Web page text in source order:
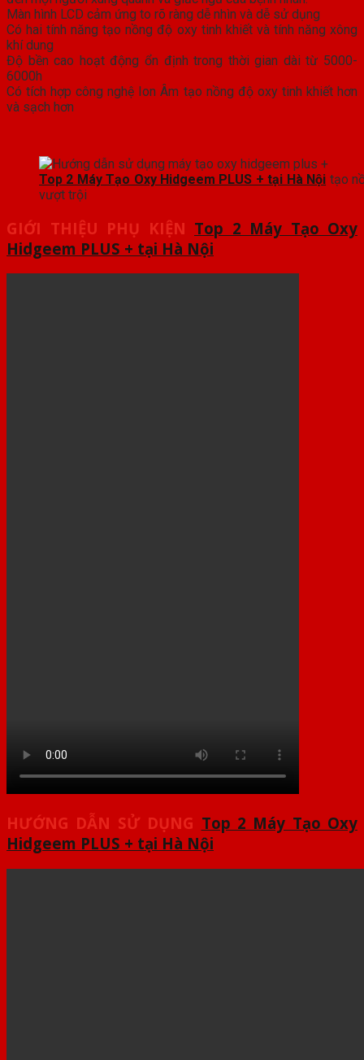
Màn hình LCD cảm ứng to rõ ràng dễ nhìn và dễ sử dụng
Có hai tính năng tạo nồng độ oxy tinh khiết và tính năng xông
khí dung
Độ bền cao hoạt động ổn định trong thời gian dài từ 5000-
6000h
Có tích hợp công nghệ Ion Âm tạo nồng độ oxy tinh khiết hơn
và sạch hơn
Top 2 Máy Tạo Oxy Hidgeem PLUS + tại Hà Nội tạo
vượt trội
GIỚI THIỆU PHỤ KIỆN Top 2 Máy Tạo Oxy
Hidgeem PLUS + tại Hà Nội
HƯỚNG DẪN SỬ DỤNG Top 2 Máy Tạo Oxy
Hidgeem PLUS + tại Hà Nội